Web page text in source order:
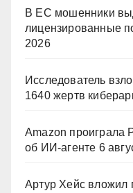
В ЕС мошенники
лицензированные
2026
Исследователь
1640 жертв
Amazon проиграла
об ИИ-агенте 6
Артур Хейс вложил